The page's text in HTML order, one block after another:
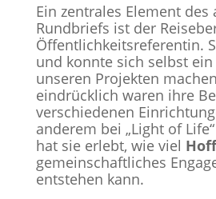
Ein zentrales Element des
Rundbriefs ist der
Öffentlichkeitsreferentin.
und konnte sich selbst
unseren Projekten
eindrücklich waren ihre
verschiedenen
anderem bei „Light of
hat sie erlebt, wie viel
gemeinschaftliches
entstehen kann.